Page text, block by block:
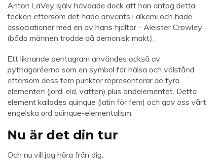
Anton LaVey själv hävdade dock att han antog detta
tecken eftersom det hade använts i alkemi och hade
associationer med en av hans hjältar - Aleister Crowley
(båda männen trodde på demonisk makt).
Ett liknande pentagram användes också av
pythagoréerna som en symbol för hälsa och välstånd
eftersom dess fem punkter representerar de fyra
elementen (jord, eld, vatten) plus andelementet. Detta
element kallades quinque (latin för fem) och gav oss vårt
engelska ord quinque-elementalism.
Nu är det din tur
Och nu vill jag höra från dig.